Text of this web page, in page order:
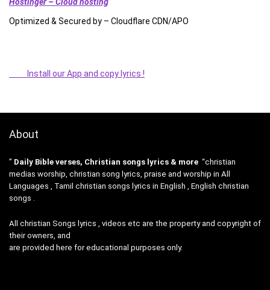
Optimized & Secured by – Cloudflare CDN/APO
Install our App and copy lyrics !
About
” Daily Bible verses, Christian songs lyrics & more “christian
medias worship, christian song lyrics, praise and worship in All
Languages , Tamil christian songs lyrics in English , English christian
songs .
All christian Songs lyrics , videos etc are the property and copyright of
their owners, and
are provided here for educational purposes only.